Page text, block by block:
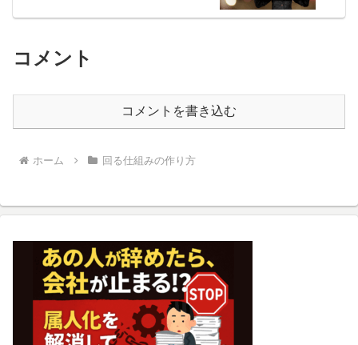
コメント
コメントを書き込む
ホーム 回る仕組みの作り方